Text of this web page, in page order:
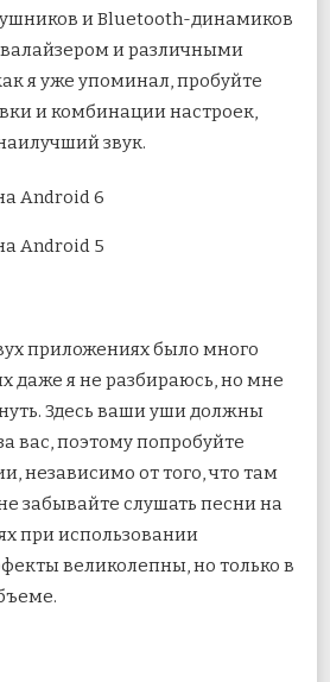
и Bluetooth-динамиков
и различными
я уже упоминал, пробуйте
и комбинации настроек,
звук.
приложениях было много
даже я не разбираюсь, но мне
Здесь ваши уши должны
вас, поэтому попробуйте
независимо от того, что там
забывайте слушать песни на
при использовании
великолепны, но только в